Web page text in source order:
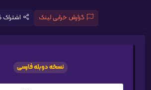
گزارش خرابی لینک اشتراک
نسخه دوبله فارسی